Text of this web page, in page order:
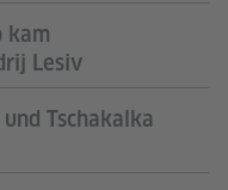
kam
Lesiv
Tschakalka